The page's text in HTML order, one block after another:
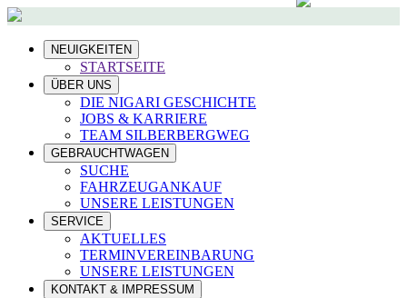
NEUIGKEITEN
STARTSEITE
ÜBER UNS
DIE NIGARI GESCHICHTE
JOBS & KARRIERE
TEAM SILBERBERGWEG
GEBRAUCHTWAGEN
SUCHE
FAHRZEUGANKAUF
UNSERE LEISTUNGEN
SERVICE
AKTUELLES
TERMINVEREINBARUNG
UNSERE LEISTUNGEN
KONTAKT & IMPRESSUM